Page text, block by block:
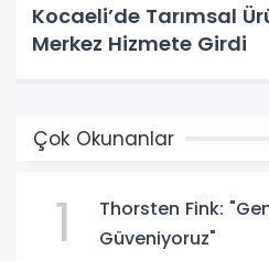
Kocaeli’de Tarımsal
Merkez Hizmete Girdi
Çok Okunanlar
1
Thorsten Fink:
Güveniyoruz"